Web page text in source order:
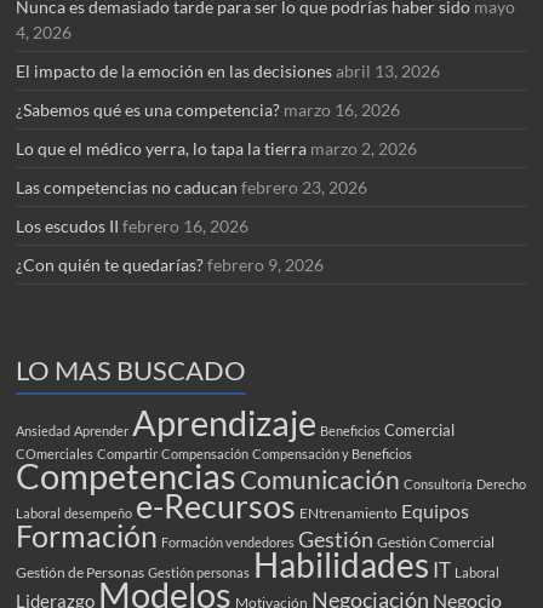
Nunca es demasiado tarde para ser lo que podrías haber sido mayo
4, 2026
El impacto de la emoción en las decisiones abril 13, 2026
¿Sabemos qué es una competencia? marzo 16, 2026
Lo que el médico yerra, lo tapa la tierra marzo 2, 2026
Las competencias no caducan febrero 23, 2026
Los escudos II febrero 16, 2026
¿Con quién te quedarías? febrero 9, 2026
LO MAS BUSCADO
Ansiedad Aprender Aprendizaje Beneficios Comercial
COmerciales Compartir Compensación Compensación y Beneficios
Competencias Comunicación Consultoría Derecho
Laboral desempeño e-Recursos ENtrenamiento Equipos
Formación Formación vendedores Gestión Gestión Comercial
Gestión de Personas Gestión personas Habilidades IT Laboral
Liderazgo Modelos Motivación Negociación Negocio